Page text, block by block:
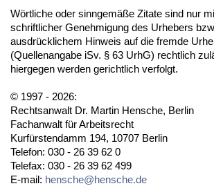
Wörtliche oder sinngemäße Zitate sind nur
schriftlicher Genehmigung des Urhebers
ausdrücklichem Hinweis auf die fremde
(Quellenangabe iSv. § 63 UrhG) rechtlich
hiergegen werden gerichtlich verfolgt.
© 1997 - 2026:
Rechtsanwalt Dr. Martin Hensche, Berlin
Fachanwalt für Arbeitsrecht
Kurfürstendamm 194, 10707 Berlin
Telefon: 030 - 26 39 62 0
Telefax: 030 - 26 39 62 499
E-mail: hensche@hensche.de